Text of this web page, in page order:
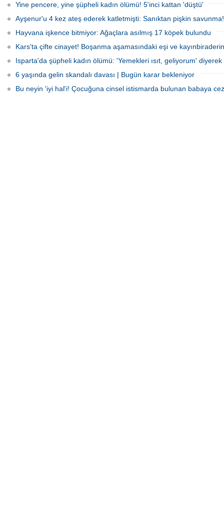
Yine pencere, yine şüpheli kadın ölümü! 5'inci kattan 'düştü'
Ayşenur'u 4 kez ateş ederek katletmişti: Sanıktan pişkin savunma!
Hayvana işkence bitmiyor: Ağaçlara asılmış 17 köpek bulundu
Kars'ta çifte cinayet! Boşanma aşamasındaki eşi ve
Isparta'da şüpheli kadın ölümü: 'Yemekleri ısıt, geliyorum' diyerek
6 yaşında gelin skandalı davası | Bugün karar bekleniyor
Bu neyin 'iyi hal'i! Çocuğuna cinsel istismarda bulunan babaya